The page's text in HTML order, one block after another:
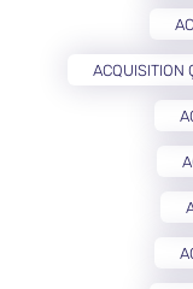
ACQUISITION